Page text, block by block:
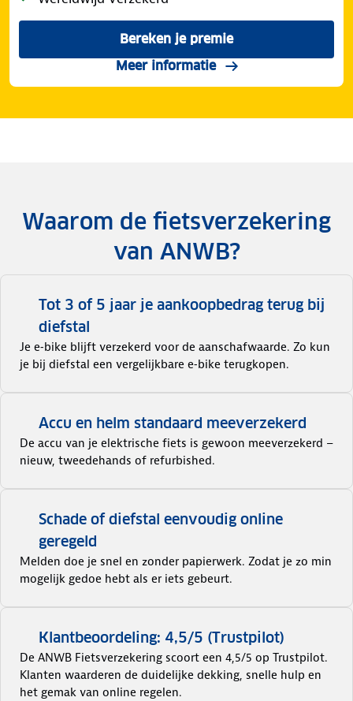
Bereken je premie
voor de ANWB
Meer informatieover de dekking
Waarom de fietsverzekering
van ANWB?
Tot 3 of 5 jaar je aankoopbedrag terug bij
diefstal
Je e‑bike blijft verzekerd voor de aanschafwaarde. Zo kun
je bij diefstal een vergelijkbare e‑bike terugkopen.
Accu en helm standaard meeverzekerd
De accu van je elektrische fiets is gewoon meeverzekerd –
nieuw, tweedehands of refurbished.
Schade of diefstal eenvoudig online
geregeld
Melden doe je snel en zonder papierwerk. Zodat je zo min
mogelijk gedoe hebt als er iets gebeurt.
Klantbeoordeling: 4,5/5 (Trustpilot)
De ANWB Fietsverzekering scoort een 4,5/5 op Trustpilot.
Klanten waarderen de duidelijke dekking, snelle hulp en
het gemak van online regelen.